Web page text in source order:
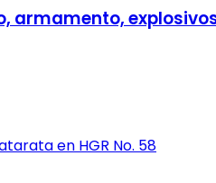
armamento,
en HGR No. 58